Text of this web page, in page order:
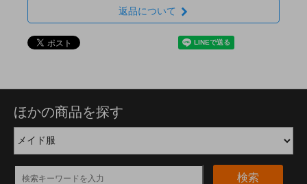
返品について
ほかの商品を探す
検索